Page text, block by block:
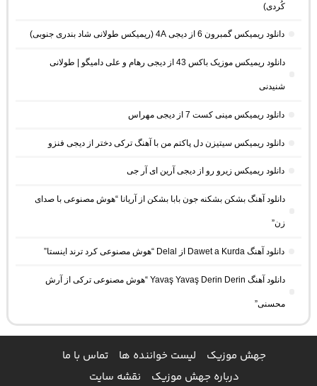
کُردی)
دانلود ریمیکس گمبرون 6 از دیجی 4A (ریمیکس طولانی شاد بندری جنوبی)
دانلود ریمیکس موزیک باکس 43 از دیجی رهام و علی دامیگو | طولانی
شنیدنی
دانلود ریمیکس مینی کست 7 از دیجی مهراس
دانلود ریمیکس سیتیزن دل پاکتم من با آهنگ ترکی دختر از دیجی فنزو
دانلود ریمیکس زیرو رو از دیجی آرین ای آر جی
دانلود آهنگ بشکن بشکنه جون بابا بشکن از آریانا “هوش مصنوعی با صدای
زن”
دانلود آهنگ Dawet a Kurda از Delal “هوش مصنوعی کرد ترند اینستا”
دانلود آهنگ Yavaş Yavaş Derin Derin “هوش مصنوعی ترکی از آرش
محسنی”
جهش موزیک لیست خواننده ها
تماس با ما
درباره جهش موزیک
نقشه سایت